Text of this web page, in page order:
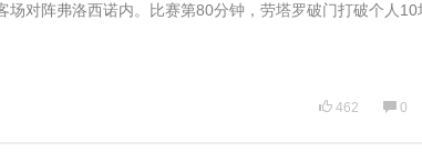
场对阵弗洛西诺内。比赛第80分钟，劳塔罗破门打破个人10
462 0